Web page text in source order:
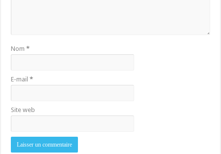
Nom*
E-mail*
Site web